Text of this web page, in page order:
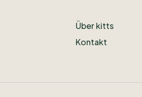
Über kitts
Kontakt